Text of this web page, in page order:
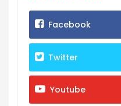
Facebook
Twitter
Youtube